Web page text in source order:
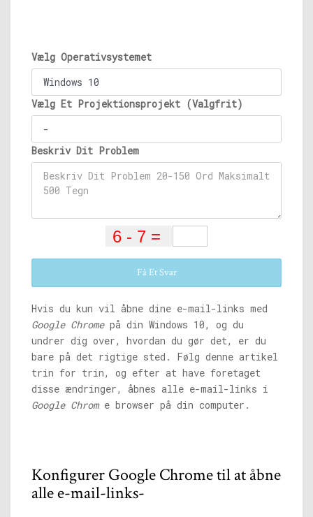
Vælg Operativsystemet
Vælg Et Projektionsprojekt (Valgfrit)
Beskriv Dit Problem
Få Et Svar
Hvis du kun vil åbne dine e-mail-links med
Google Chromepå din Windows 10, og du
undrer dig over, hvordan du gør det, er du
bare på det rigtige sted. Følg denne artikel
trin for trin, og efter at have foretaget
disse ændringer, åbnes alle e-mail-links i
Google Chrome browser på din computer.
Konfigurer Google Chrome til at åbne
alle e-mail-links-